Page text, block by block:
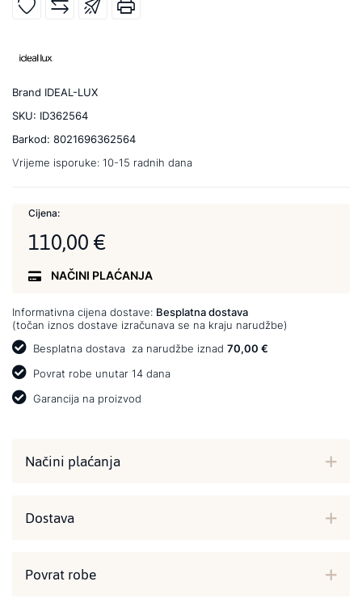
Brand IDEAL-LUX
SKU: ID362564
Barkod: 8021696362564
Vrijeme isporuke: 10-15 radnih dana
Cijena:
110,00 €
NAČINI PLAĆANJA
Informativna cijena dostave: Besplatna dostava
(točan iznos dostave izračunava se na kraju narudžbe)
Besplatna dostava za narudžbe iznad 70,00 €
Povrat robe unutar 14 dana
Garancija na proizvod
Načini plaćanja
Dostava
Povrat robe